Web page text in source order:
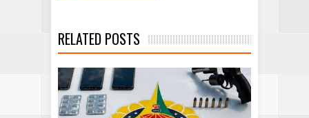
RELATED POSTS